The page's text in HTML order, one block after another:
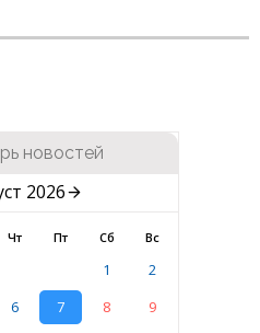
новостей
2026
Чт Пт Сб Вс
1
2
6 7 8
9